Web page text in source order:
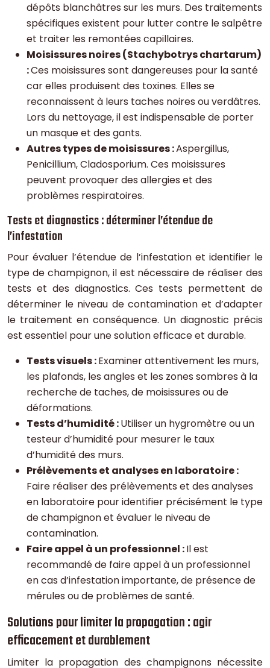
dépôts blanchâtres sur les murs. Des traitements
spécifiques existent pour lutter contre le salpêtre
et traiter les remontées capillaires.
Moisissures noires (Stachybotrys chartarum)
:Ces moisissures sont dangereuses pour la santé
car elles produisent des toxines. Elles se
reconnaissent à leurs taches noires ou verdâtres.
Lors du nettoyage, il est indispensable de porter
un masque et des gants.
Autres types de moisissures :Aspergillus,
Penicillium, Cladosporium. Ces moisissures
peuvent provoquer des allergies et des
problèmes respiratoires.
Tests et diagnostics : déterminer l’étendue de
l’infestation
Pour évaluer l’étendue de l’infestation et identifier le
type de champignon, il est nécessaire de réaliser des
tests et des diagnostics. Ces tests permettent de
déterminer le niveau de contamination et d’adapter
le traitement en conséquence. Un diagnostic précis
est essentiel pour une solution efficace et durable.
Tests visuels :Examiner attentivement les murs,
les plafonds, les angles et les zones sombres à la
recherche de taches, de moisissures ou de
déformations.
Tests d’humidité :Utiliser un hygromètre ou un
testeur d’humidité pour mesurer le taux
d’humidité des murs.
Prélèvements et analyses en laboratoire :
Faire réaliser des prélèvements et des analyses
en laboratoire pour identifier précisément le type
de champignon et évaluer le niveau de
contamination.
Faire appel à un professionnel :Il est
recommandé de faire appel à un professionnel
en cas d’infestation importante, de présence de
mérules ou de problèmes de santé.
Solutions pour limiter la propagation : agir
efficacement et durablement
Limiter la propagation des champignons nécessite